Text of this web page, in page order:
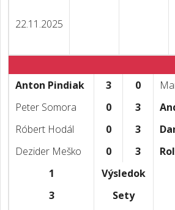
22.11.2025
Anton Pindiak 3 0
Peter Somora
0 3
Róbert Hodál
0 3
Dezider Meško
0 3
1
Výsledok
3
Sety